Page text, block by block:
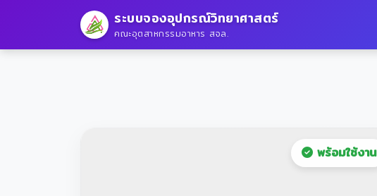
ระบบจองอุปกรณ์วิทยาศาสตร์
คณะอุตสาหกรรมอาหาร สจล.
พร้อมใช้งาน